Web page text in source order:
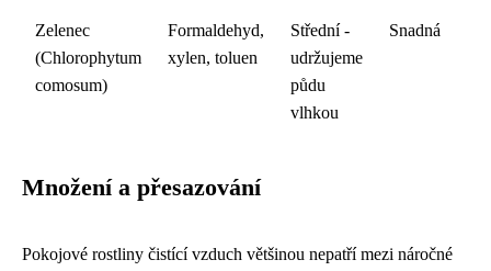
Zelenec
(Chlorophytum
comosum)
Formaldehyd,
xylen, toluen
Střední -
udržujeme
půdu
vlhkou
Snadná
Množení a přesazování
Pokojové rostliny čistící vzduch většinou nepatří mezi náročné